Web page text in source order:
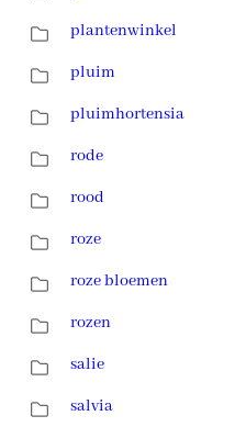
plantenwinkel
pluim
pluimhortensia
rode
rood
roze
roze bloemen
rozen
salie
salvia